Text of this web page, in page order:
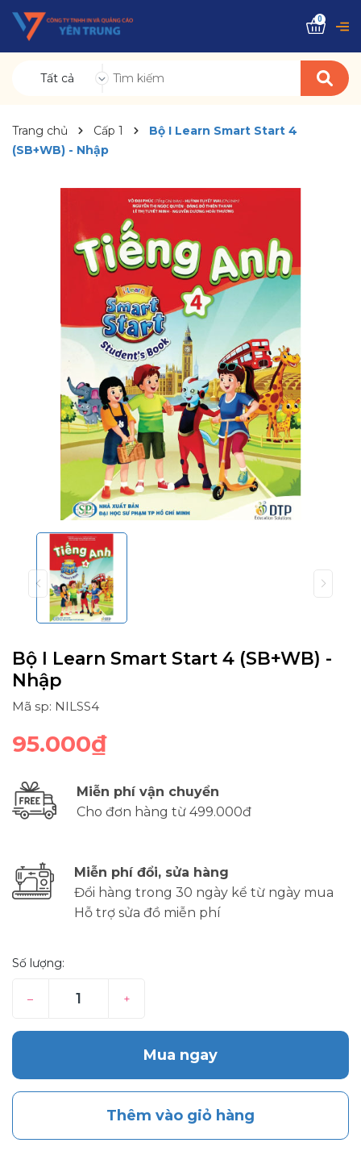
Tất cả
0
Trang chủ Cấp 1
Bộ I Learn Smart Start 4
(SB+WB) - Nhập
Bộ I Learn Smart Start 4 (SB+WB) -
Nhập
Mã sp: NILSS4
95.000₫
Miễn phí vận chuyển
Cho đơn hàng từ 499.000đ
Miễn phí đổi, sửa hàng
Đổi hàng trong 30 ngày kể từ ngày mua
Hỗ trợ sửa đồ miễn phí
Số lượng:
– +
Mua ngay
Thêm vào giỏ hàng